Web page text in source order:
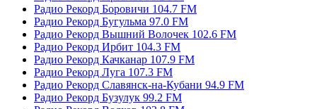
Радио Рекорд Боровичи 104.7 FM
Радио Рекорд Бугульма 97.0 FM
Радио Рекорд Вышний Волочек 102.6 FM
Радио Рекорд Ирбит 104.3 FM
Радио Рекорд Качканар 107.9 FM
Радио Рекорд Луга 107.3 FM
Радио Рекорд Славянск-на-Кубани 94.9 FM
Радио Рекорд Бузулук 99.2 FM